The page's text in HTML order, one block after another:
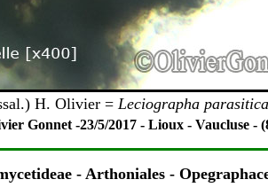
H. Olivier = Leciographa parasitica
Gonnet -23/5/2017 - Lioux - Vaucluse -
e - Arthoniales -